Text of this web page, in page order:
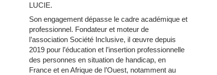
LUCIE.
Son engagement dépasse le cadre académique et
professionnel. Fondateur et moteur de
l’association Société Inclusive, il œuvre depuis
2019 pour l’éducation et l’insertion professionnelle
des personnes en situation de handicap, en
France et en Afrique de l’Ouest, notamment au